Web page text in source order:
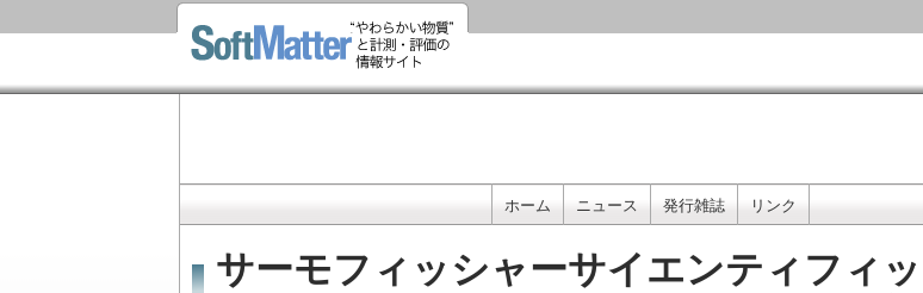
イ
コ
に
移
動
メ
ン
ホーム ニュース 発行雑誌 リンク
サーモフィッシャーサイエンティフィッ